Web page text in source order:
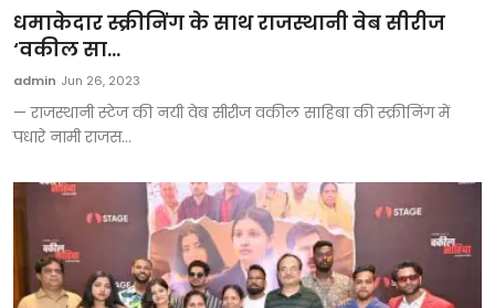
धमाकेदार स्क्रीनिंग के साथ राजस्थानी वेब सीरीज
‘वकील सा...
admin Jun 26, 2023
— राजस्थानी स्टेज की नयी वेब सीरीज वकील साहिबा की स्क्रीनिंग में
पधारे नामी राजस...